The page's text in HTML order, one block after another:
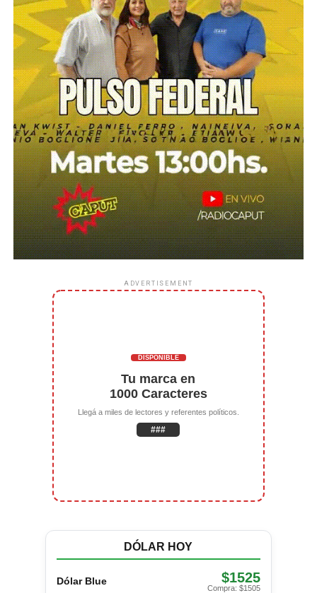
ADVERTISEMENT
DISPONIBLE
Tu marca en
1000 Caracteres
Llegá a miles de lectores y referentes políticos.
###
DÓLAR HOY
Dólar Blue $1525
Compra: $1505